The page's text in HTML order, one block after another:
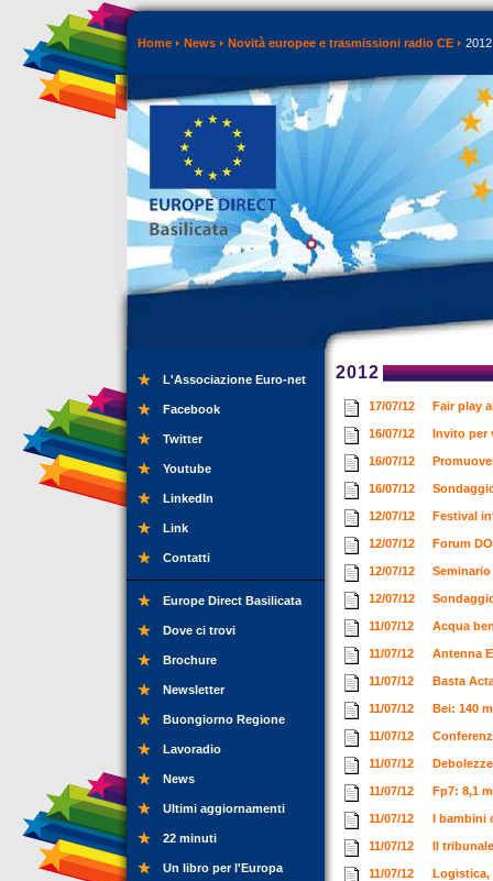
Home News Novità europee e trasmissioni radio CE 2012
L'Associazione Euro-net
Facebook
Twitter
Youtube
LinkedIn
Link
Contatti
Europe Direct Basilicata
Dove ci trovi
Brochure
Newsletter
Buongiorno Regione
Lavoradio
News
Ultimi aggiornamenti
22 minuti
Un libro per l'Europa
2012
17/07/12 Fair play
16/07/12 Invito per
16/07/12
16/07/12
12/07/12 Festival
12/07/12 Forum
12/07/12
12/07/12
11/07/12 Acqua
11/07/12 Antenna
11/07/12 Basta
11/07/12 Bei: 140
11/07/12
11/07/12
11/07/12 Fp7: 8,1
11/07/12 I bambini
11/07/12 Il
11/07/12 Logistica,